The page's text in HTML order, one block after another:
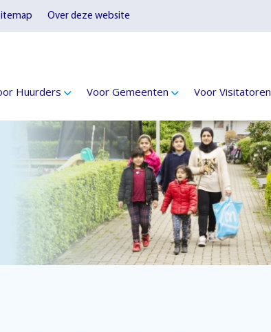
Over deze website
Huurders Voor Gemeenten Voor Visitatoren